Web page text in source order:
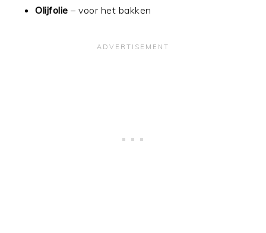
Olijfolie – voor het bakken